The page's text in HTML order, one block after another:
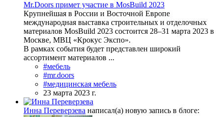
Mr.Doors примет участие в MosBuild 2023
Крупнейшая в России и Восточной Европе
международная выставка строительных и отделочных
материалов MosBuild 2023 состоится 28–31 марта 2023 в
Москве, МВЦ «Крокус Экспо».
В рамках события будет представлен широкий
ассортимент материалов ...
#мебель
#mr.doors
#медицинская мебель
23 марта 2023 г.
Инна Переверзева написал(а) новую запись в блоге: